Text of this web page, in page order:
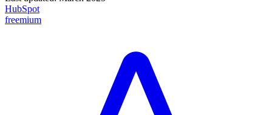
HubSpot
freemium